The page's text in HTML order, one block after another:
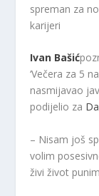
spreman za
karijeri
Ivan Bašić
‘Večera za 5
nasmijavao
podijelio za
– Nisam još
volim
živi život